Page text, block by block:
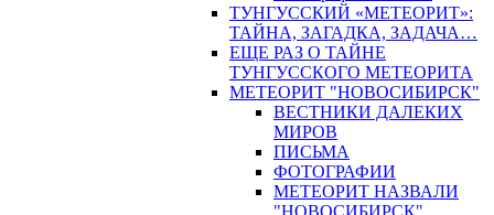
ТУНГУССКИЙ «МЕТЕОРИТ»:
ТАЙНА, ЗАГАДКА, ЗАДАЧА…
ЕЩЕ РАЗ О ТАЙНЕ
ТУНГУССКОГО МЕТЕОРИТА
МЕТЕОРИТ "НОВОСИБИРСК"
ВЕСТНИКИ ДАЛЕКИХ
МИРОВ
ПИСЬМА
ФОТОГРАФИИ
МЕТЕОРИТ НАЗВАЛИ
"НОВОСИБИРСК"